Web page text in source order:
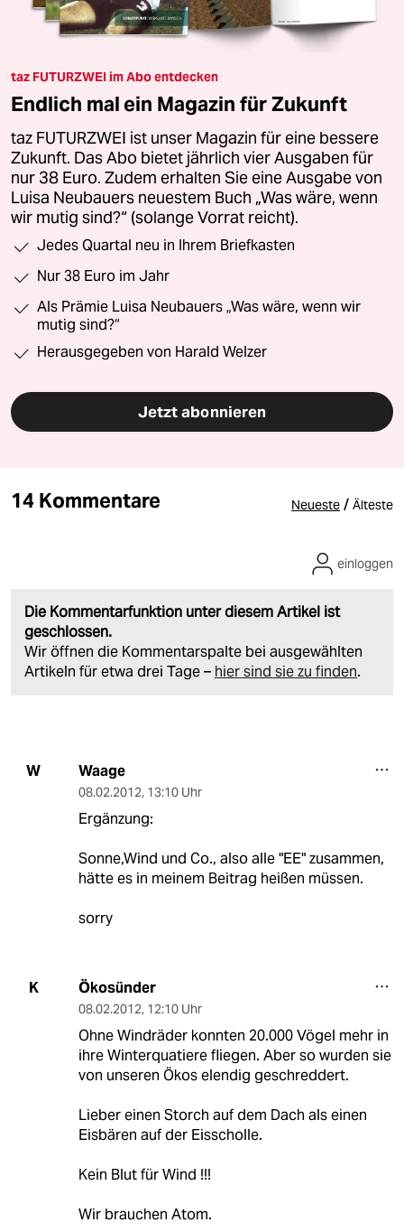
taz FUTURZWEI im Abo entdecken
Endlich mal ein Magazin für Zukunft
taz FUTURZWEI ist unser Magazin für eine bessere
Zukunft. Das Abo bietet jährlich vier Ausgaben für
nur 38 Euro. Zudem erhalten Sie eine Ausgabe von
Luisa Neubauers neuestem Buch „Was wäre, wenn
wir mutig sind?“ (solange Vorrat reicht).
Jedes Quartal neu in Ihrem Briefkasten
Nur 38 Euro im Jahr
Als Prämie Luisa Neubauers „Was wäre, wenn wir
mutig sind?“
Herausgegeben von Harald Welzer
Jetzt abonnieren
14 Kommentare Neueste / Älteste
Die Kommentarfunktion unter diesem Artikel ist
geschlossen.
Wir öffnen die Kommentarspalte bei ausgewählten
Artikeln für etwa drei Tage – hier sind sie zu finden.
einloggen
W Waage
08.02.2012, 13:10 Uhr
Ergänzung:
Sonne,Wind und Co., also alle "EE" zusammen,
hätte es in meinem Beitrag heißen müssen.
sorry
K Ökosünder
08.02.2012, 12:10 Uhr
Ohne Windräder konnten 20.000 Vögel mehr in
ihre Winterquatiere fliegen. Aber so wurden sie
von unseren Ökos elendig geschreddert.
Lieber einen Storch auf dem Dach als einen
Eisbären auf der Eisscholle.
Kein Blut für Wind !!!
Wir brauchen Atom.